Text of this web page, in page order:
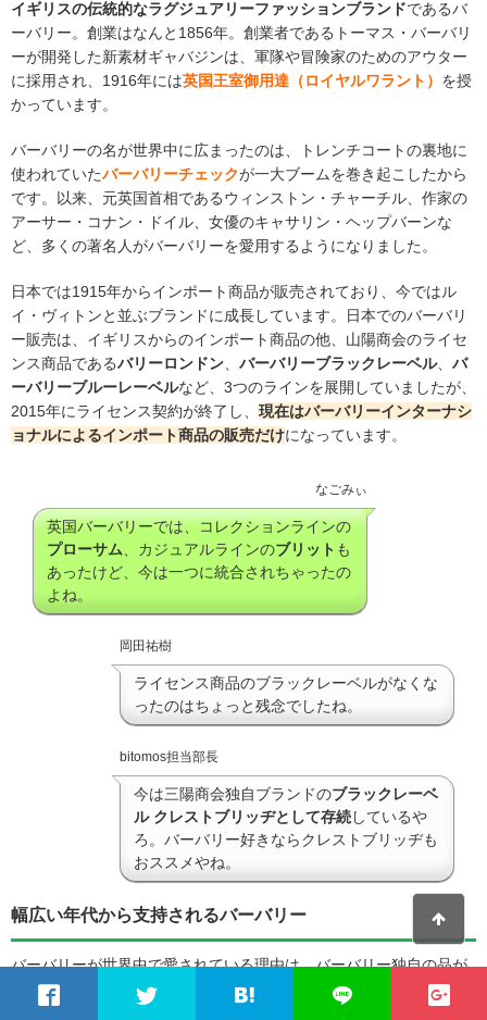
イギリスの伝統的なラグジュアリーファッションブランドであるバ
ーバリー。創業はなんと1856年。創業者であるトーマス・バーバリ
ーが開発した新素材ギャバジンは、軍隊や冒険家のためのアウター
に採用され、1916年には英国王室御用達（ロイヤルワラント） を授
かっています。
バーバリーの名が世界中に広まったのは、トレンチコートの裏地に
使われていたバーバリーチェックが一大ブームを巻き起こしたから
です。以来、元英国首相であるウィンストン・チャーチル、作家の
アーサー・コナン・ドイル、女優のキャサリン・ヘップバーンな
ど、多くの著名人がバーバリーを愛用するようになりました。
日本では1915年からインポート商品が販売されており、今ではル
イ・ヴィトンと並ぶブランドに成長しています。日本でのバーバリ
ー販売は、イギリスからのインポート商品の他、山陽商会のライセ
ンス商品であるバリーロンドン バーバリーブラックレーベル、 バ
ーバリーブルーレーベルなど、3つのラインを展開していましたが、
2015年にライセンス契約が終了し、 現在はバーバリーインターナシ
ョナルによるインポート商品の販売だけになっています。
なごみぃ
英国バーバリーでは、コレクションラインの
プローサム 、カジュアルラインのブリット も
あったけど、今は一つに統合されちゃったの
よね。
岡田祐樹
ライセンス商品のブラックレーベルがなくな
ったのはちょっと残念でしたね。
bitomos担当部長
今は三陽商会独自ブランドのブラックレーベ
ル クレストブリッヂとして存続しているや
ろ。バーバリー好きならクレストブリッヂも
おススメやね。
幅広い年代から支持されるバーバリー
バーバリーが世界中で愛されている理由は、バーバリー独自の品が
あるデザインと、永く愛用できる質の高さにあります。一時やや重